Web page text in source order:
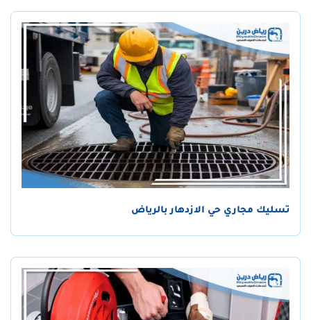
تسليك مجاري حي الازدهار بالرياض